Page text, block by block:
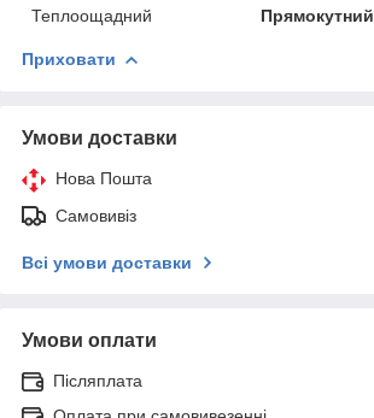
Теплоощадний
Прямокутний
Приховати
Умови доставки
Нова Пошта
Самовивіз
Всі умови доставки
Умови оплати
Післяплата